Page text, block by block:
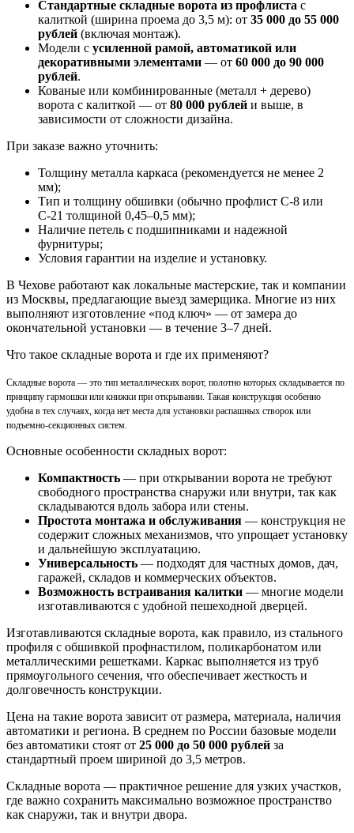
Стандартные складные ворота из профлиста с
калиткой (ширина проема до 3,5 м): от 35 000 до 55 000
рублей (включая монтаж).
Модели с усиленной рамой, автоматикой или
декоративными элементами — от 60 000 до 90 000
рублей.
Кованые или комбинированные (металл + дерево)
ворота с калиткой — от 80 000 рублей и выше, в
зависимости от сложности дизайна.
При заказе важно уточнить:
Толщину металла каркаса (рекомендуется не менее 2
мм);
Тип и толщину обшивки (обычно профлист С-8 или
С-21 толщиной 0,45–0,5 мм);
Наличие петель с подшипниками и надежной
фурнитуры;
Условия гарантии на изделие и установку.
В Чехове работают как локальные мастерские, так и компании
из Москвы, предлагающие выезд замерщика. Многие из них
выполняют изготовление «под ключ» — от замера до
окончательной установки — в течение 3–7 дней.
Что такое складные ворота и где их применяют?
Складные ворота — это тип металлических ворот, полотно которых складывается по
принципу гармошки или книжки при открывании. Такая конструкция особенно
удобна в тех случаях, когда нет места для установки распашных створок или
подъемно-секционных систем.
Основные особенности складных ворот:
Компактность — при открывании ворота не требуют
свободного пространства снаружи или внутри, так как
складываются вдоль забора или стены.
Простота монтажа и обслуживания — конструкция не
содержит сложных механизмов, что упрощает установку
и дальнейшую эксплуатацию.
Универсальность — подходят для частных домов, дач,
гаражей, складов и коммерческих объектов.
Возможность встраивания калитки — многие модели
изготавливаются с удобной пешеходной дверцей.
Изготавливаются складные ворота, как правило, из стального
профиля с обшивкой профнастилом, поликарбонатом или
металлическими решетками. Каркас выполняется из труб
прямоугольного сечения, что обеспечивает жесткость и
долговечность конструкции.
Цена на такие ворота зависит от размера, материала, наличия
автоматики и региона. В среднем по России базовые модели
без автоматики стоят от 25 000 до 50 000 рублей за
стандартный проем шириной до 3,5 метров.
Складные ворота — практичное решение для узких участков,
где важно сохранить максимально возможное пространство
как снаружи, так и внутри двора.